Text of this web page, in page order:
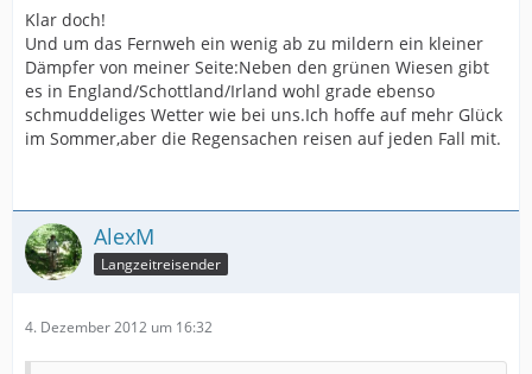
Klar doch!
Und um das Fernweh ein wenig ab zu mildern ein kleiner
Dämpfer von meiner Seite:Neben den grünen Wiesen gibt
es in England/Schottland/Irland wohl grade ebenso
schmuddeliges Wetter wie bei uns.Ich hoffe auf mehr Glück
im Sommer,aber die Regensachen reisen auf jeden Fall mit.
AlexM
Langzeitreisender
4. Dezember 2012 um 16:32